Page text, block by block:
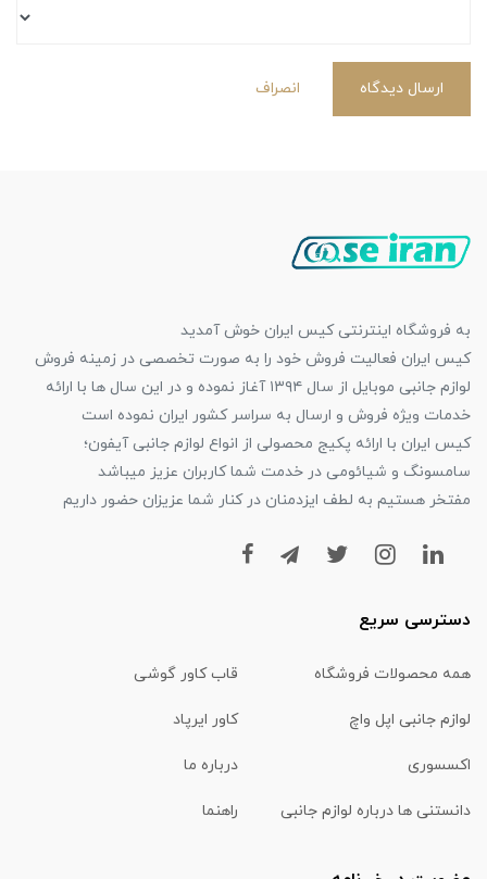
ارسال دیدگاه انصراف
به فروشگاه اینترنتی کیس ایران خوش آمدید
کیس ایران فعالیت فروش خود را به صورت تخصصی در زمینه فروش
لوازم جانبی موبایل از سال ۱۳۹۴ آغاز نموده و در این سال ها با ارائه
خدمات ویژه فروش و ارسال به سراسر کشور ایران نموده است
کیس ایران با ارائه پکیج محصولی از انواع لوازم جانبی آیفون؛
سامسونگ و شیائومی در خدمت شما کاربران عزیز میباشد
مفتخر هستیم به لطف ایزدمنان در کنار شما عزیزان حضور داریم
دسترسی سریع
همه محصولات فروشگاه قاب کاور گوشی
لوازم جانبی اپل واچ کاور ایرپاد
اکسسوری درباره ما
دانستنی ها درباره لوازم جانبی راهنما